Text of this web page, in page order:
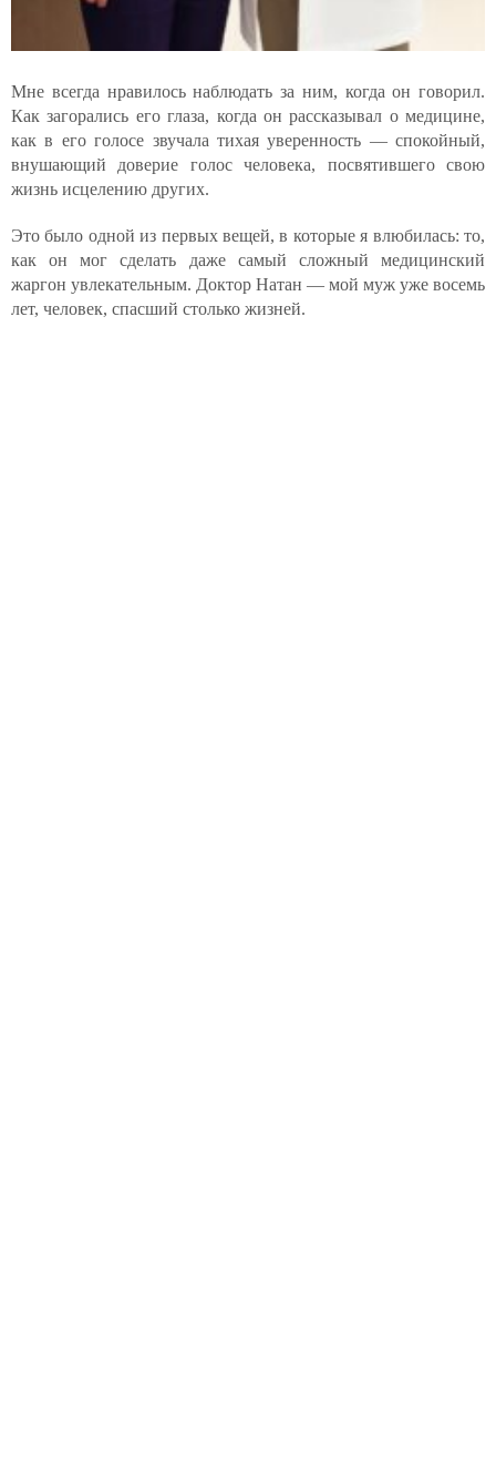
Мне всегда нравилось наблюдать за ним, когда он говорил.
Как загорались его глаза, когда он рассказывал о медицине,
как в его голосе звучала тихая уверенность — спокойный,
внушающий доверие голос человека, посвятившего свою
жизнь исцелению других.
Это было одной из первых вещей, в которые я влюбилась: то,
как он мог сделать даже самый сложный медицинский
жаргон увлекательным. Доктор Натан — мой муж уже восемь
лет, человек, спасший столько жизней.